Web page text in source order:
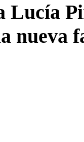
Lucía
nueva